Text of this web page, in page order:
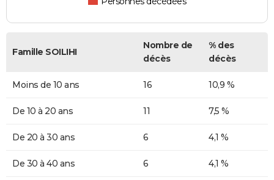
Famille SOILIHI
Nombre de
décès
% des
décès
Moins de 10 ans 16 10,9 %
De 10 à 20 ans 11 7,5 %
De 20 à 30 ans 6 4,1 %
De 30 à 40 ans 6 4,1 %